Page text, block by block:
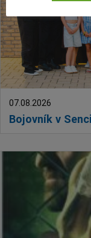
Deti a rodina
Dobrovoľníctvo
Benefícia
Duchovný život
EkoMesto
Tradície
Veda
Súťaž
Pracovné ponuky
Bojovník v
07.08.2026